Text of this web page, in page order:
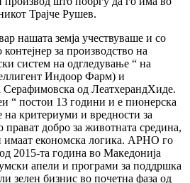
Трајче Рушев.
нашата земја учествуваше и со
за производство на
систем на одгледување “ на
Индоор Фарм) и
од ЛеатхерандХиде.
“ постои 13 години и е пионерска
на критериуми и вредности за
добро за животната средина,
имаат економска логика. АРНО го
2015-та година во Македонија
апели и програми за поддршка
зелен бизнис во почетна фаза од